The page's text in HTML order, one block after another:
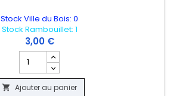
Stock Ville du Bois: 0
Stock Rambouillet: 1
3,00 €
Champ quantité du produit CHICAGO
 Ajouter au panier